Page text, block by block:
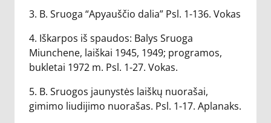
3. B. Sruoga “Apyauščio dalia” Psl. 1-136. Vokas
4. Iškarpos iš spaudos: Balys Sruoga
Miunchene, laiškai 1945, 1949; programos,
bukletai 1972 m. Psl. 1-27. Vokas.
5. B. Sruogos jaunystės laiškų nuorašai,
gimimo liudijimo nuorašas. Psl. 1-17. Aplanaks.